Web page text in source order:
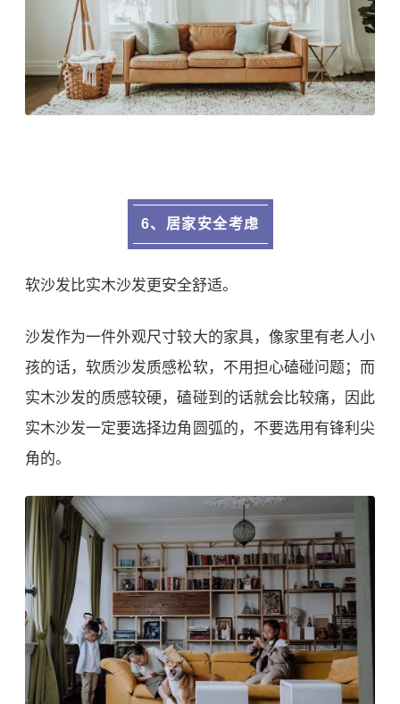
6、居家安全考虑
软沙发比实木沙发更安全舒适。
沙发作为一件外观尺寸较大的家具，像家里有老人小
孩的话，软质沙发质感松软，不用担心磕碰问题；而
实木沙发的质感较硬，磕碰到的话就会比较痛，因此
实木沙发一定要选择边角圆弧的，不要选用有锋利尖
角的。